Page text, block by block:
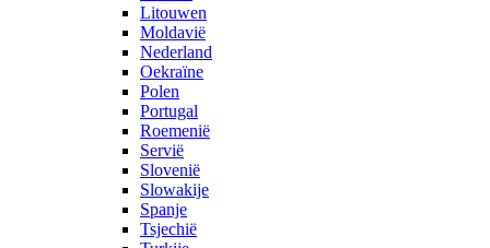
Litouwen
Moldavië
Nederland
Oekraïne
Polen
Portugal
Roemenië
Servië
Slovenië
Slowakije
Spanje
Tsjechië